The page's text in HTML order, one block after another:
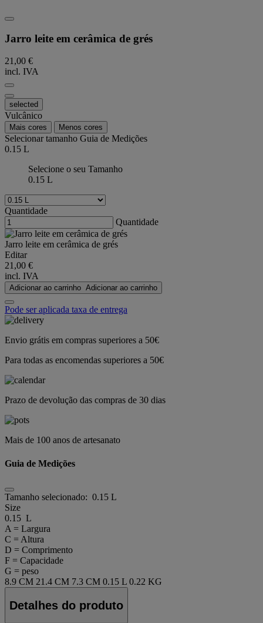
Jarro leite em cerâmica de grés
21,00 €
incl. IVA
selected
Vulcânico
Mais cores Menos cores
Selecionar tamanho Guia de Medições
0.15 L
Selecione o seu Tamanho
0.15 L
Quantidade
Quantidade
Jarro leite em cerâmica de grés
Editar
21,00 €
incl. IVA
Adicionar ao carrinho Adicionar ao carrinho
Pode ser aplicada taxa de entrega
Envio grátis em compras superiores a 50€
Para todas as encomendas superiores a 50€
Prazo de devolução das compras de 30 dias
Mais de 100 anos de artesanato
Guia de Medições
Tamanho selecionado: 0.15 L
Size
0.15 L
A = Largura
C = Altura
D = Comprimento
F = Capacidade
G = peso
8.9 CM 21.4 CM 7.3 CM 0.15 L 0.22 KG
Detalhes do produto